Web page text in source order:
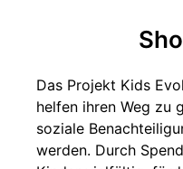
Das Projekt Kids
helfen ihren Weg zu
soziale
werden. Durch